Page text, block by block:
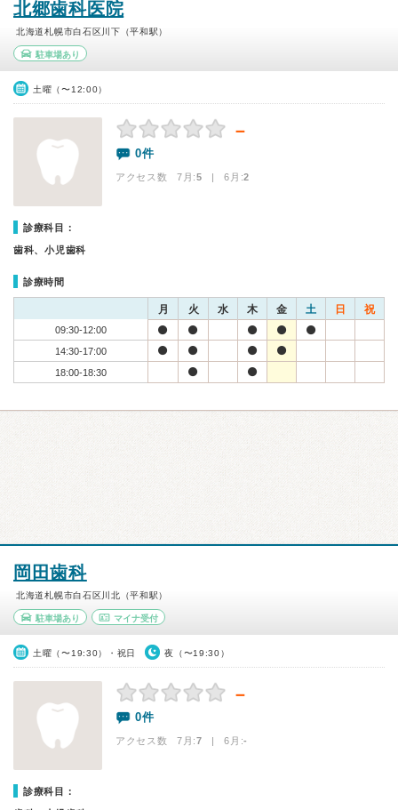
北郷歯科医院
北海道札幌市白石区川下（平和駅）
駐車場あり
土曜（〜12:00）
－
0件
アクセス数 7月:5 | 6月:2
診療科目：
歯科、小児歯科
診療時間
月 火 水 木 金 土 日 祝
09:30-12:00
14:30-17:00
18:00-18:30
岡田歯科
北海道札幌市白石区川北（平和駅）
駐車場あり マイナ受付
土曜（〜19:30）・祝日 夜（〜19:30）
－
0件
アクセス数 7月:7 | 6月:-
診療科目：